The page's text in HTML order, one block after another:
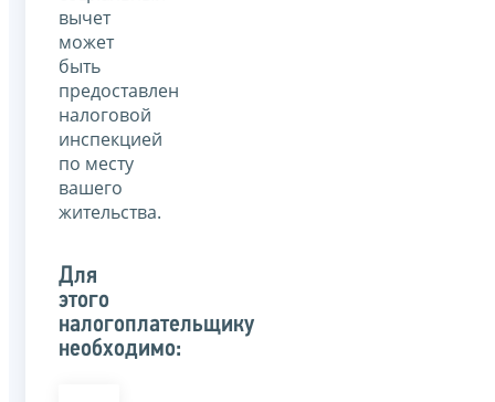
вычет
может
быть
предоставлен
налоговой
инспекцией
по месту
вашего
жительства.
Для
этого
налогоплательщику
необходимо: